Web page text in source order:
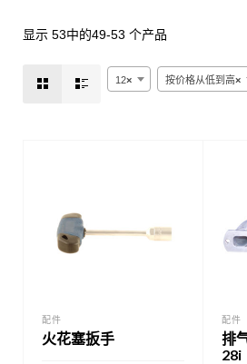
显示 53中的49-53 个产品
×
12 ×
按价格从低到高
配件
火花塞扳手
配件
排
28i